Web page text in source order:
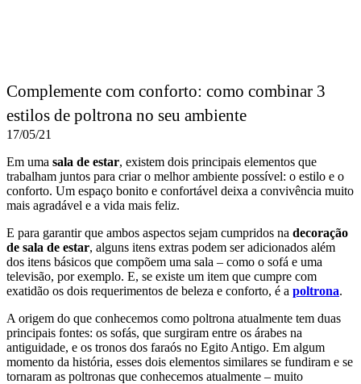
mais agradável e a vida mais feliz.
E para garantir que ambos aspectos sejam cumpridos na
de sala de estar
dos itens básicos que compõem uma sala – como o sofá e uma
televisão, por exemplo. E, se existe um item que cumpre com
exatidão os dois requerimentos de beleza e conforto, é apoltrona
A origem do que conhecemos como poltrona atualmente tem duas
principais fontes: os sofás, que surgiram entre os árabes na
antiguidade, e os tronos dos faraós no Egito Antigo. Em algum
momento da história, esses dois elementos similares se fundiram e se
tornaram as poltronas que conhecemos atualmente – muito
populares nadecoração de sala de estar
, de recepções e salas de
espera, de quartos e até desalas de jantar.